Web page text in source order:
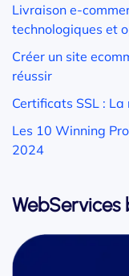
Livraison e-
technologiques et
Créer un site
réussir
Certificats SSL :
Les 10 Winning
2024
WebServices